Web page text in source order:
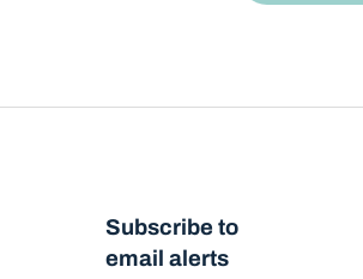
Subscribe to
email alerts